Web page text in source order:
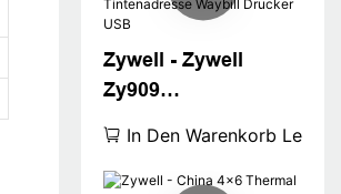
Zywell - Zywell
Zy909
4x6 Versandetikett
Drucker Desktop
In Den Warenkorb Legen